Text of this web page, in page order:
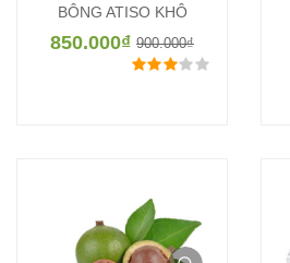
BÔNG ATISO KHÔ
900.000₫
850.000₫